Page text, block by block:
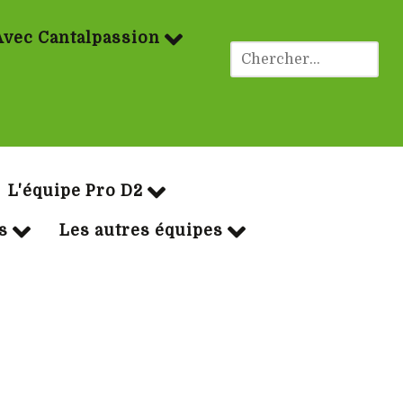
Cantalpassion
L'équipe Pro D2
Les autres équipes